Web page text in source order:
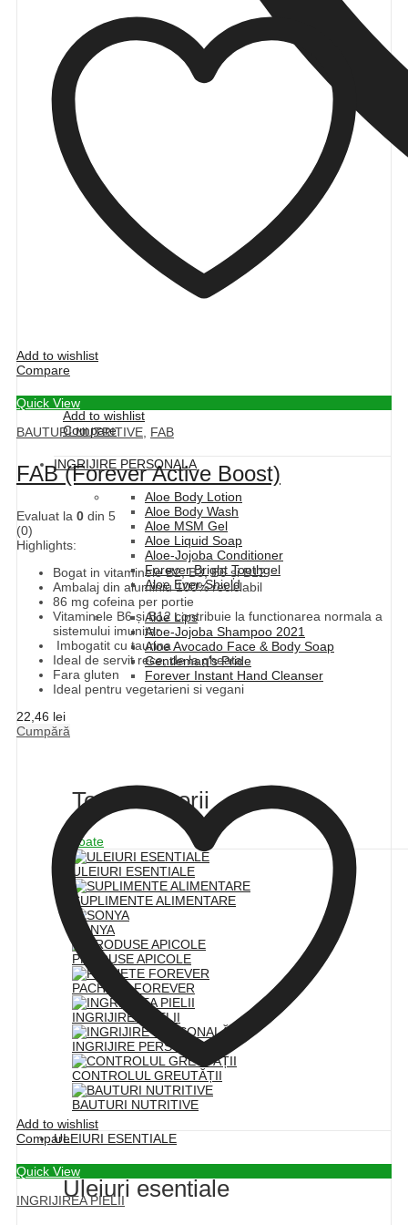
Add to wishlist
Compare
INGRIJIRE PERSONALA
Aloe Body Lotion
Aloe Body Wash
Aloe MSM Gel
Aloe Liquid Soap
Aloe-Jojoba Conditioner
Forever Bright Toothgel
Aloe Ever-Shield
Aloe Lips
Aloe-Jojoba Shampoo 2021
Aloe Avocado Face & Body Soap
Gentleman's Pride
Forever Instant Hand Cleanser
Top Categorii
Toate
ULEIURI ESENTIALE
SUPLIMENTE ALIMENTARE
SONYA
PRODUSE APICOLE
PACHETE FOREVER
INGRIJIREA PIELII
INGRIJIRE PERSONALĂ
CONTROLUL GREUTĂȚII
BAUTURI NUTRITIVE
ULEIURI ESENTIALE
Uleiuri esentiale
Add to wishlist
Compare
Quick View
BAUTURI NUTRITIVE FAB
FAB (Forever Active Boost)
Evaluat la 0 din 5
(0)
Highlights:
Bogat in vitaminele B2, B3, B6 și B12
Ambalaj din aluminiu 100% reciclabil
86 mg cofeina per portie
Vitaminele B6 și B12 contribuie la functionarea normala a
sistemului imunitar
Imbogatit cu taurina
Ideal de servit rece, de la gheata
Fara gluten
Ideal pentru vegetarieni si vegani
22,46 lei
Cumpără
Add to wishlist
Compare
Quick View
INGRIJIREA PIELII